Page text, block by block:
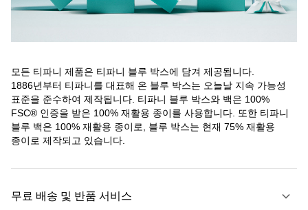
모든 티파니 제품은 티파니 블루 박스에 담겨 제공됩니다.
1886년부터 티파니를 대표해 온 블루 박스는 오늘날 지속 가능성
표준을 준수하여 제작됩니다. 티파니 블루 박스와 백은 100%
FSC® 인증을 받은 100% 재활용 종이를 사용합니다. 또한 티파니
블루 백은 100% 재활용 종이로, 블루 박스는 현재 75% 재활용
종이로 제작되고 있습니다.
무료 배송 및 반품 서비스